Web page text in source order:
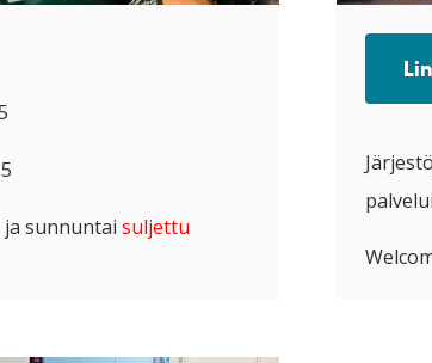
sunnuntai suljettu